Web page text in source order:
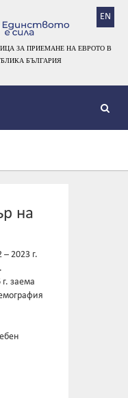
EN
ЗА ПРИЕМАНЕ НА ЕВРОТО В
БЪЛГАРИЯ
на
2023 г.
заема